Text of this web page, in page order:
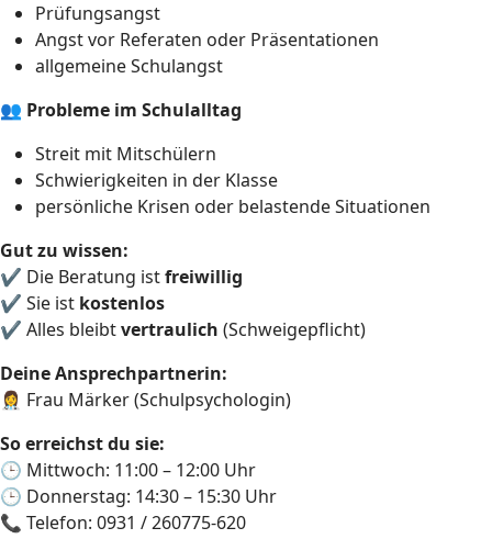
Prüfungsangst
Angst vor Referaten oder Präsentationen
allgemeine Schulangst
👥 Probleme im Schulalltag
Streit mit Mitschülern
Schwierigkeiten in der Klasse
persönliche Krisen oder belastende Situationen
Gut zu wissen:
✔ Die Beratung istfreiwillig
✔ Sie ist kostenlos
✔ Alles bleibtvertraulich (Schweigepflicht)
Deine Ansprechpartnerin:
👩‍⚕️ Frau Märker (Schulpsychologin)
So erreichst du sie:
🕒 Mittwoch: 11:00 – 12:00 Uhr
🕒 Donnerstag: 14:30 – 15:30 Uhr
📞 Telefon: 0931 / 260775-620